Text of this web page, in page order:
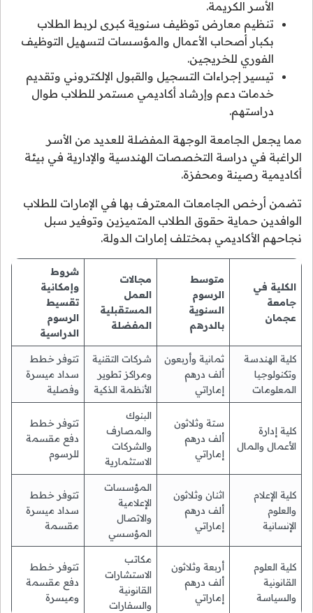
الأسر الكريمة.
تنظيم معارض توظيف سنوية كبرى لربط الطلاب
بكبار أصحاب الأعمال والمؤسسات لتسهيل التوظيف
الفوري للخريجين.
تيسير إجراءات التسجيل والقبول الإلكتروني وتقديم
خدمات دعم وإرشاد أكاديمي مستمر للطلاب طوال
دراستهم.
مما يجعل الجامعة الوجهة المفضلة للعديد من الأسر
الراغبة في دراسة التخصصات الهندسية والإدارية في بيئة
أكاديمية رصينة ومحفزة.
تضمن أرخص الجامعات المعترف بها في الإمارات للطلاب
الوافدين حماية حقوق الطلاب المتميزين وتوفير سبل
نجاحهم الأكاديمي بمختلف إمارات الدولة.
الكلية في
جامعة
عجمان
متوسط
الرسوم
السنوية
بالدرهم
مجالات
العمل
المستقبلية
المفضلة
شروط
وإمكانية
تقسيط
الرسوم
الدراسية
كلية الهندسة
وتكنولوجيا
المعلومات
ثمانية وأربعون
ألف درهم
إماراتي
شركات التقنية
ومراكز تطوير
الأنظمة الذكية
تتوفر خطط
سداد ميسرة
وفصلية
كلية إدارة
الأعمال والمال
ستة وثلاثون
ألف درهم
إماراتي
البنوك
والمصارف
والشركات
الاستثمارية
تتوفر خطط
دفع مقسمة
للرسوم
كلية الإعلام
والعلوم
الإنسانية
اثنان وثلاثون
ألف درهم
إماراتي
المؤسسات
الإعلامية
والاتصال
المؤسسي
تتوفر خطط
سداد ميسرة
مقسمة
كلية العلوم
القانونية
والسياسة
أربعة وثلاثون
ألف درهم
إماراتي
مكاتب
الاستشارات
القانونية
والسفارات
تتوفر خطط
دفع مقسمة
وميسرة